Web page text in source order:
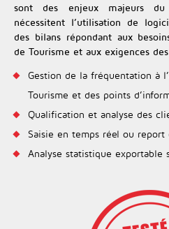
sont des enjeux majeurs
nécessitent l’utilisation de
des bilans répondant aux
de Tourisme et aux exigences
Gestion de la fréquentation à
Tourisme et des points
Qualification et analyse des
Saisie en temps réel ou
Analyse statistique exportable